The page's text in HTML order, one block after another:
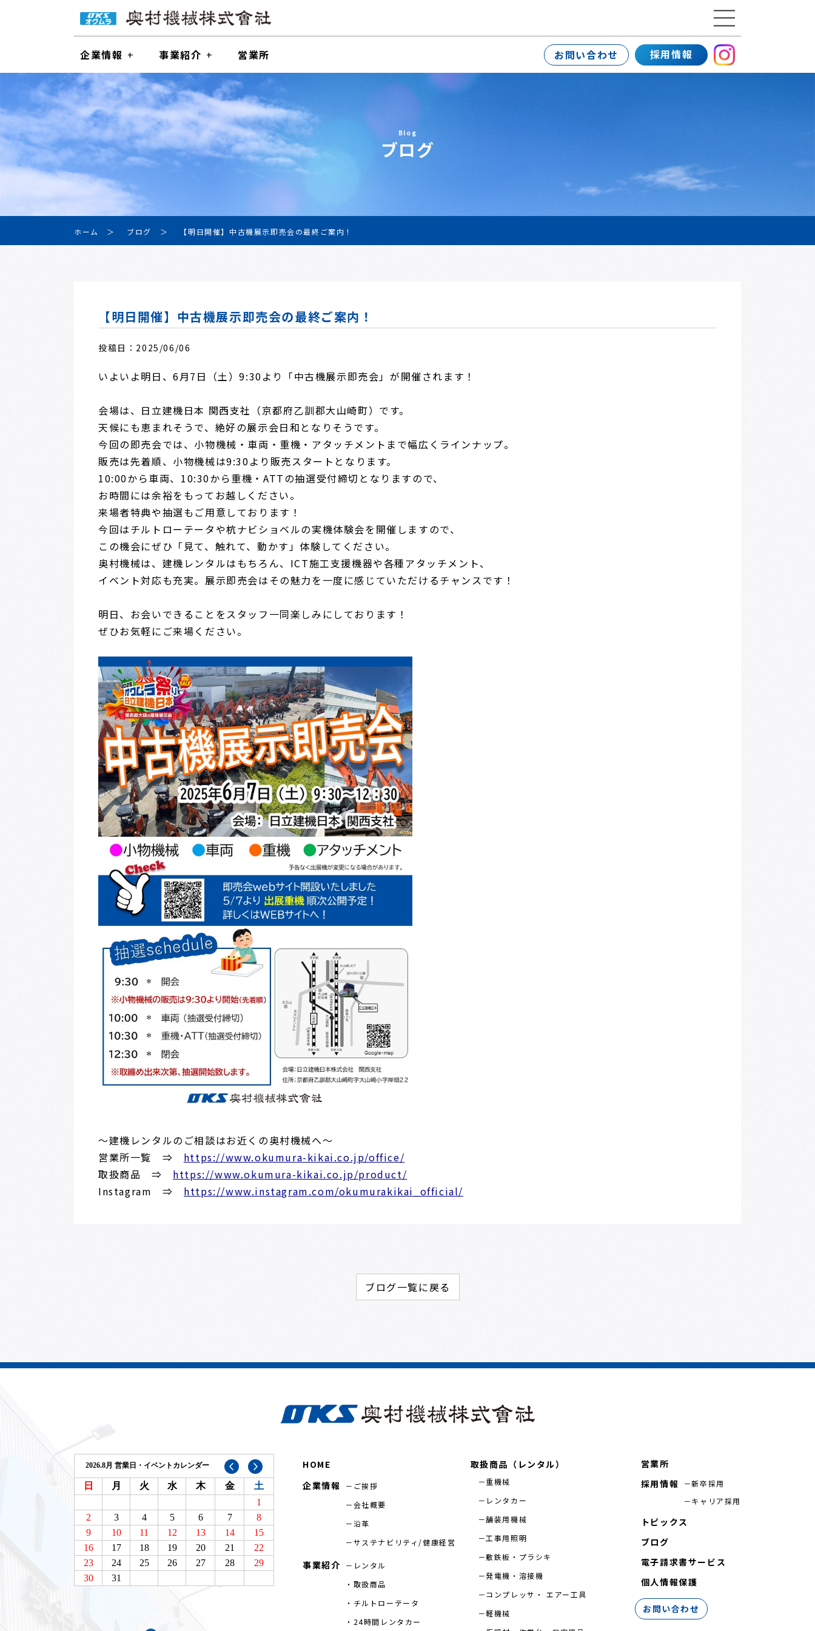
企業情報 事業紹介 営業所 お問い合わせ 採用情報
Blog
ブログ
ホーム ブログ 【明日開催】中古機展示即売会の最終ご案内！
【明日開催】中古機展示即売会の最終ご案内！
投稿日：2025/06/06
いよいよ明日、6月7日（土）9:30より「中古機展示即売会」が開催されます！
会場は、日立建機日本 関西支社（京都府乙訓郡大山崎町）です。
天候にも恵まれそうで、絶好の展示会日和となりそうです。
今回の即売会では、小物機械・車両・重機・アタッチメントまで幅広くラインナップ。
販売は先着順、小物機械は9:30より販売スタートとなります。
10:00から車両、10:30から重機・ATTの抽選受付締切となりますので、
お時間には余裕をもってお越しください。
来場者特典や抽選もご用意しております！
今回はチルトローテータや杭ナビショベルの実機体験会を開催しますので、
この機会にぜひ「見て、触れて、動かす」体験してください。
奥村機械は、建機レンタルはもちろん、 ICT施工支援機器や各種アタッチメント、
イベント対応も充実。 展示即売会はその魅力を一度に感じていただけるチャンスです！
明日、お会いできることをスタッフ一同楽しみにしております！
ぜひお気軽にご来場ください。
～建機レンタルのご相談はお近くの奥村機械へ～
営業所一覧 ⇒ https://www.okumura-kikai.co.jp/office/
取扱商品 ⇒ https://www.okumura-kikai.co.jp/product/
Instagram ⇒ https://www.instagram.com/okumurakikai_official/
ブログ一覧に戻る
HOME
企業情報
ご挨拶
会社概要
沿革
サステナビリティ/健康経営
事業紹介
レンタル
取扱商品
チルトローテータ
24時間レンタカー
取扱商品（レンタル）
重機械
レンタカー
舗装用機械
工事用照明
敷鉄板・プラシキ
発電機・溶接機
コンプレッサ・ エアー工具
軽機械
営業所
採用情報
新卒採用
キャリア採用
トピックス
ブログ
電子請求書サービス
個人情報保護
お問い合わせ